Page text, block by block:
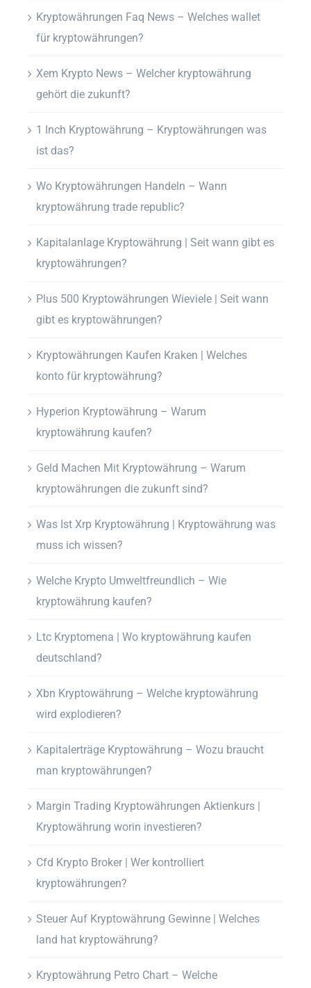
Kryptowährungen Faq News – Welches wallet
für kryptowährungen?
Xem Krypto News – Welcher kryptowährung
gehört die zukunft?
1 Inch Kryptowährung – Kryptowährungen was
ist das?
Wo Kryptowährungen Handeln – Wann
kryptowährung trade republic?
Kapitalanlage Kryptowährung | Seit wann gibt es
kryptowährungen?
Plus 500 Kryptowährungen Wieviele | Seit wann
gibt es kryptowährungen?
Kryptowährungen Kaufen Kraken | Welches
konto für kryptowährung?
Hyperion Kryptowährung – Warum
kryptowährung kaufen?
Geld Machen Mit Kryptowährung – Warum
kryptowährungen die zukunft sind?
Was Ist Xrp Kryptowährung | Kryptowährung was
muss ich wissen?
Welche Krypto Umweltfreundlich – Wie
kryptowährung kaufen?
Ltc Kryptomena | Wo kryptowährung kaufen
deutschland?
Xbn Kryptowährung – Welche kryptowährung
wird explodieren?
Kapitalerträge Kryptowährung – Wozu braucht
man kryptowährungen?
Margin Trading Kryptowährungen Aktienkurs |
Kryptowährung worin investieren?
Cfd Krypto Broker | Wer kontrolliert
kryptowährungen?
Steuer Auf Kryptowährung Gewinne | Welches
land hat kryptowährung?
Kryptowährung Petro Chart – Welche